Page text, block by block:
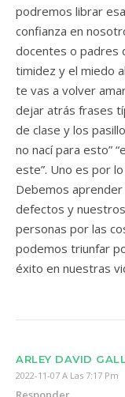
podremos librar
confianza en
docentes o padres
timidez y el miedo
te vas a volver
dejar atrás frases
de clase y los
no nací para esto”
este”. Uno es por
Debemos
defectos y
personas por las
podemos triunfar
éxito en nuestras
ARLEY DAVID
2022-11-07 A Las 7:17 Pm